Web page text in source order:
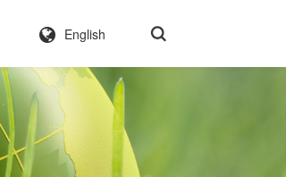
English